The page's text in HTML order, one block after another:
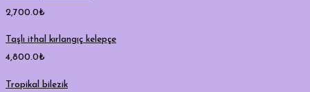
2,700.0₺
Taşlı ithal kırlangıç kelepçe
4,800.0₺
Tropikal bilezik